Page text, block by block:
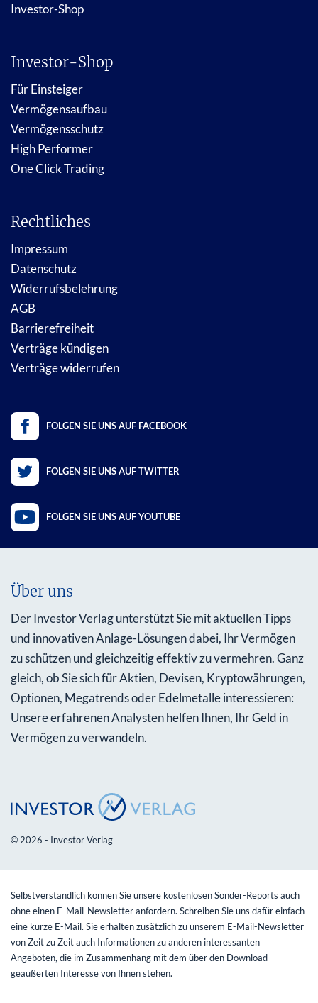
Investor-Shop
Investor-Shop
Für Einsteiger
Vermögensaufbau
Vermögensschutz
High Performer
One Click Trading
Rechtliches
Impressum
Datenschutz
Widerrufsbelehrung
AGB
Barrierefreiheit
Verträge kündigen
Verträge widerrufen
FOLGEN SIE UNS AUF FACEBOOK
FOLGEN SIE UNS AUF TWITTER
FOLGEN SIE UNS AUF YOUTUBE
Über uns
Der Investor Verlag unterstützt Sie mit aktuellen Tipps
und innovativen Anlage-Lösungen dabei, Ihr Vermögen
zu schützen und gleichzeitig effektiv zu vermehren. Ganz
gleich, ob Sie sich für Aktien, Devisen, Kryptowährungen,
Optionen, Megatrends oder Edelmetalle interessieren:
Unsere erfahrenen Analysten helfen Ihnen, Ihr Geld in
Vermögen zu verwandeln.
© 2026 - Investor Verlag
Selbstverständlich können Sie unsere kostenlosen Sonder-Reports auch
ohne einen E-Mail-Newsletter anfordern. Schreiben Sie uns dafür einfach
eine kurze E-Mail. Sie erhalten zusätzlich zu unserem E-Mail-Newsletter
von Zeit zu Zeit auch Informationen zu anderen interessanten
Angeboten, die im Zusammenhang mit dem über den Download
geäußerten Interesse von Ihnen stehen.